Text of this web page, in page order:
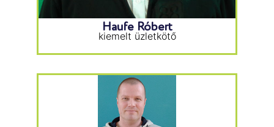
Haufe Róbert
kiemelt üzletkötő